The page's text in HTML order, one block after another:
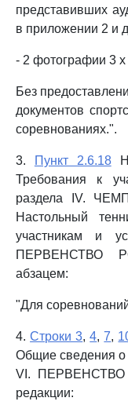
представивших
в приложении 2 и
- 2 фотографии 3
Без
документов
соревнованиях.".
3. Пункт 2.6.18
Требования к
раздела IV.
Настольный
участникам и
ПЕРВЕНСТВО
абзацем:
"Для
4.Строки 3,4,7,
Общие сведения о
VI. ПЕРВЕНСТВО
редакции: